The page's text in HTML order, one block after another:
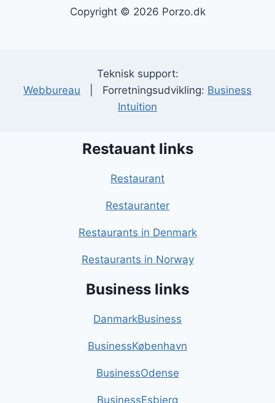
Copyright © 2026 Porzo.dk
Teknisk support:
Webbureau | Forretningsudvikling: Business
Intuition
Restauant links
Restaurant
Restauranter
Restaurants in Denmark
Restaurants in Norway
Business links
DanmarkBusiness
BusinessKøbenhavn
BusinessOdense
BusinessEsbjerg